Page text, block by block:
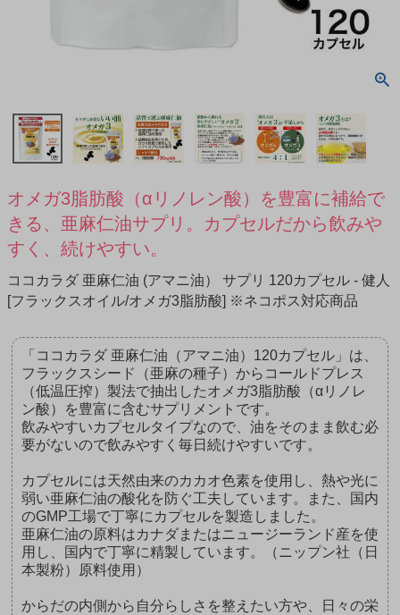
オメガ3脂肪酸（αリノレン酸）を豊富に補給で
きる、亜麻仁油サプリ。カプセルだから飲みや
すく、続けやすい。
ココカラダ 亜麻仁油 (アマニ油） サプリ 120カプセル - 健人
[フラックスオイル/オメガ3脂肪酸] ※ネコポス対応商品
「ココカラダ 亜麻仁油（アマニ油）120カプセル」は、
フラックスシード（亜麻の種子）からコールドプレス
（低温圧搾）製法で抽出したオメガ3脂肪酸（αリノレ
ン酸）を豊富に含むサプリメントです。
飲みやすいカプセルタイプなので、油をそのまま飲む必
要がないので飲みやすく毎日続けやすいです。
カプセルには天然由来のカカオ色素を使用し、熱や光に
弱い亜麻仁油の酸化を防ぐ工夫しています。また、国内
のGMP工場で丁寧にカプセルを製造しました。
亜麻仁油の原料はカナダまたはニュージーランド産を使
用し、国内で丁寧に精製しています。（ニップン社（日
本製粉）原料使用）
からだの内側から自分らしさを整えたい方や、日々の栄